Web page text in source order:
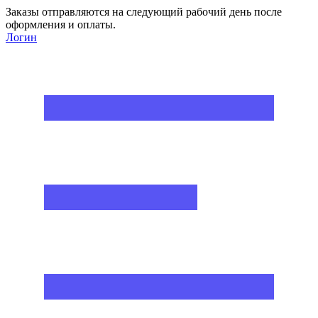
Заказы отправляются на следующий рабочий день после
оформления и оплаты.
Логин